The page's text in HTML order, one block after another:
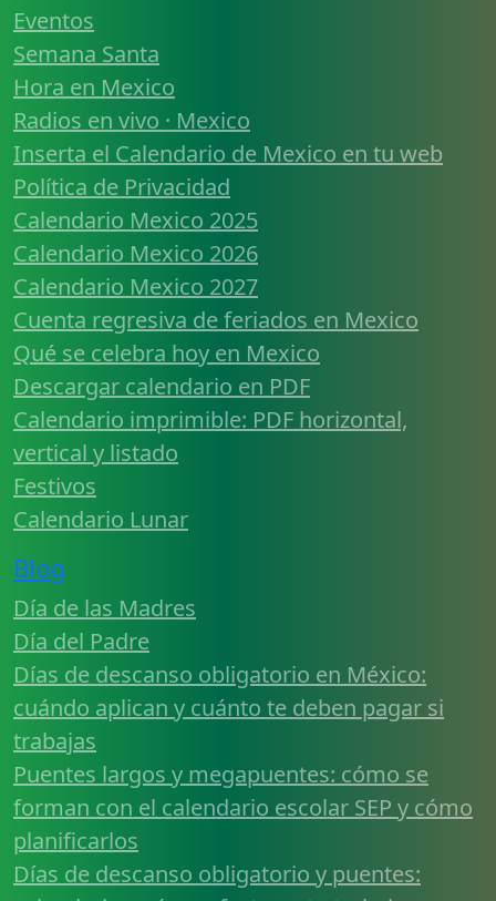
Eventos
Semana Santa
Hora en Mexico
Radios en vivo · Mexico
Inserta el Calendario de Mexico en tu web
Política de Privacidad
Calendario Mexico 2025
Calendario Mexico 2026
Calendario Mexico 2027
Cuenta regresiva de feriados en Mexico
Qué se celebra hoy en Mexico
Descargar calendario en PDF
Calendario imprimible: PDF horizontal,
vertical y listado
Festivos
Calendario Lunar
Blog
Día de las Madres
Día del Padre
Días de descanso obligatorio en México:
cuándo aplican y cuánto te deben pagar si
trabajas
Puentes largos y megapuentes: cómo se
forman con el calendario escolar SEP y cómo
planificarlos
Días de descanso obligatorio y puentes: